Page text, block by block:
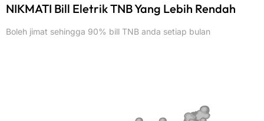
NIKMATI Bill Eletrik TNB Yang Lebih Rendah
Boleh jimat sehingga 90% bill TNB anda setiap bulan